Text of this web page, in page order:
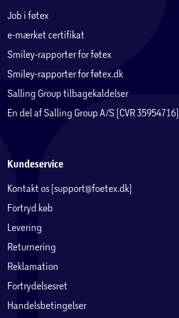
Job i føtex
e-mærket certifikat
Smiley-rapporter for føtex
Smiley-rapporter for føtex.dk
Salling Group tilbagekaldelser
En del af Salling Group A/S (CVR 35954716)
Kundeservice
Kontakt os (support@foetex.dk)
Fortryd køb
Levering
Returnering
Reklamation
Fortrydelsesret
Handelsbetingelser